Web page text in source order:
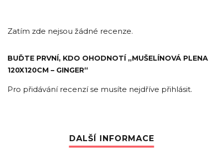
Zatím zde nejsou žádné recenze.
BUĎTE PRVNÍ, KDO OHODNOTÍ „MUŠELÍNOVÁ PLENA
120X120CM – GINGER“
Pro přidávání recenzí se musíte nejdříve přihlásit.